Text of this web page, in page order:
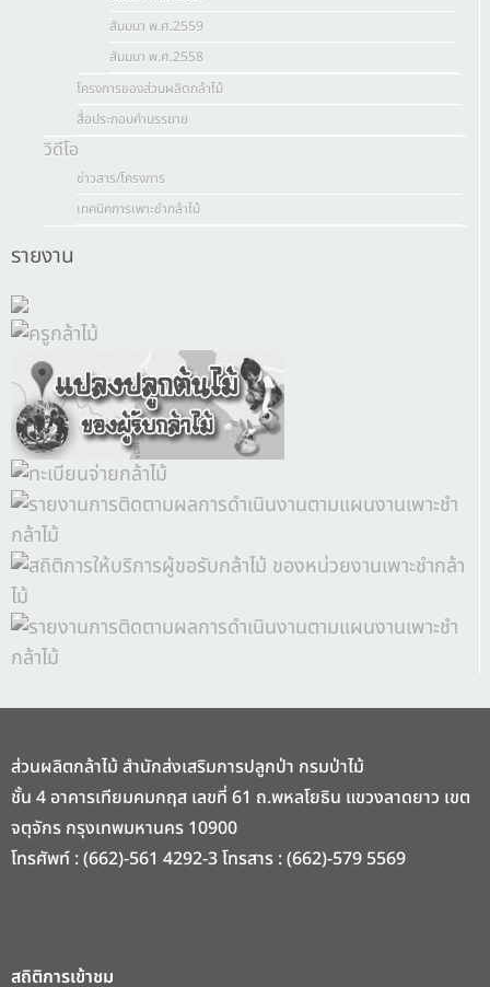
สัมมนา พ.ศ.2559
สัมมนา พ.ศ.2558
โครงการของส่วนผลิตกล้าไม้
สื่อประกอบคำบรรยาย
วิดีโอ
ข่าวสาร/โครงการ
เทคนิคการเพาะชำกล้าไม้
รายงาน
ส่วนผลิตกล้าไม้ สำนักส่งเสริมการปลูกป่า กรมป่าไม้
ชั้น 4 อาคารเทียมคมกฤส เลขที่ 61 ถ.พหลโยธิน แขวงลาดยาว เขต
จตุจักร กรุงเทพมหานคร 10900
โทรศัพท์ : (662)-561 4292-3 โทรสาร : (662)-579 5569
สถิติการเข้าชม